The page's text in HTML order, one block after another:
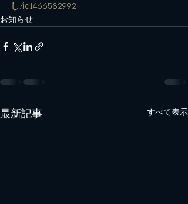
し/id1466582992
お知らせ
最新記事 すべて表示